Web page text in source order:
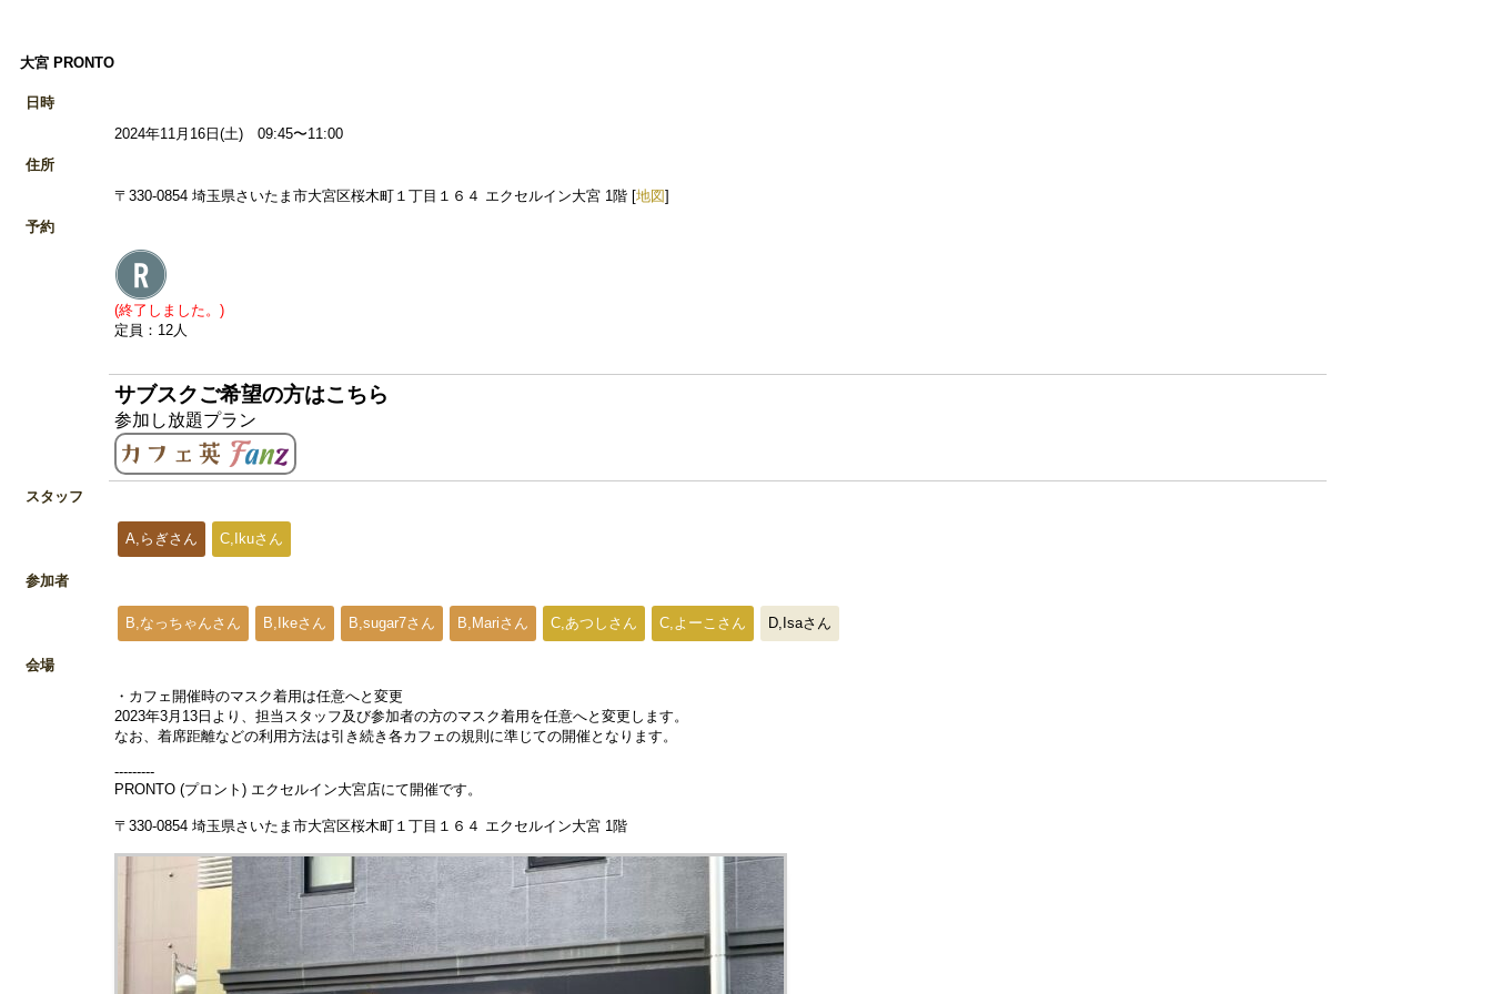
大宮 PRONTO
日時
2024年11月16日(土) 09:45〜11:00
住所
〒330-0854 埼玉県さいたま市大宮区桜木町１丁目１６４ エクセルイン大宮 1階 [地図]
予約
(終了しました。)
定員：12人
サブスクご希望の方はこちら
参加し放題プラン
スタッフ
A,らぎさん C,Ikuさん
参加者
B,なっちゃんさん B,Ikeさん B,sugar7さん B,Mariさん C,あつしさん C,よーこさん D,Isaさん
会場
・カフェ開催時のマスク着用は任意へと変更
2023年3月13日より、担当スタッフ及び参加者の方のマスク着用を任意へと変更します。
なお、着席距離などの利用方法は引き続き各カフェの規則に準じての開催となります。
---------
PRONTO (プロント) エクセルイン大宮店にて開催です。
〒330-0854 埼玉県さいたま市大宮区桜木町１丁目１６４ エクセルイン大宮 1階